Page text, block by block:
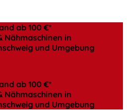
ab 100 €*
Nähmaschinen in
und Umgebung
ab 100 €*
Nähmaschinen in
und Umgebung